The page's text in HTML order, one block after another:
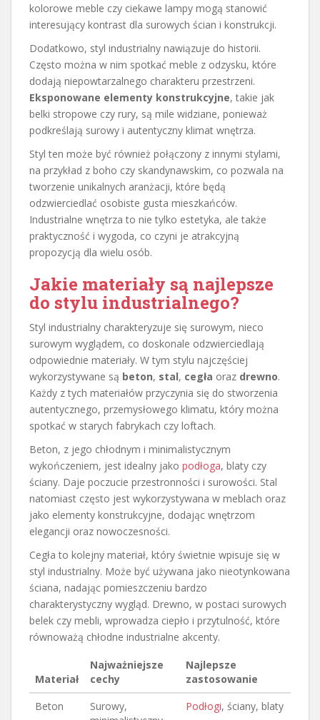
kolorowe meble czy ciekawe lampy mogą stanowić
interesujący kontrast dla surowych ścian i konstrukcji.
Dodatkowo, styl industrialny nawiązuje do historii.
Często można w nim spotkać meble z odzysku, które
dodają niepowtarzalnego charakteru przestrzeni.
Eksponowane elementy konstrukcyjne, takie jak
belki stropowe czy rury, są mile widziane, ponieważ
podkreślają surowy i autentyczny klimat wnętrza.
Styl ten może być również połączony z innymi stylami,
na przykład z boho czy skandynawskim, co pozwala na
tworzenie unikalnych aranżacji, które będą
odzwierciedlać osobiste gusta mieszkańców.
Industrialne wnętrza to nie tylko estetyka, ale także
praktyczność i wygoda, co czyni je atrakcyjną
propozycją dla wielu osób.
Jakie materiały są najlepsze
do stylu industrialnego?
Styl industrialny charakteryzuje się surowym, nieco
surowym wyglądem, co doskonale odzwierciedlają
odpowiednie materiały. W tym stylu najczęściej
wykorzystywane są beton, stal, cegła oraz drewno.
Każdy z tych materiałów przyczynia się do stworzenia
autentycznego, przemysłowego klimatu, który można
spotkać w starych fabrykach czy loftach.
Beton, z jego chłodnym i minimalistycznym
wykończeniem, jest idealny jako podłoga, blaty czy
ściany. Daje poczucie przestronności i surowości. Stal
natomiast często jest wykorzystywana w meblach oraz
jako elementy konstrukcyjne, dodając wnętrzom
elegancji oraz nowoczesności.
Cegła to kolejny materiał, który świetnie wpisuje się w
styl industrialny. Może być używana jako nieotynkowana
ściana, nadając pomieszczeniu bardzo
charakterystyczny wygląd. Drewno, w postaci surowych
belek czy mebli, wprowadza ciepło i przytulność, które
równoważą chłodne industrialne akcenty.
Materiał
Najważniejsze
cechy
Najlepsze
zastosowanie
Beton
Surowy,
Podłogi, ściany, blaty